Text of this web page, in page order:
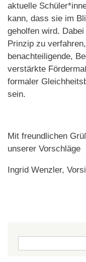
aktuelle
kann, dass sie im
geholfen wird.
Prinzip zu
benachteiligende,
verstärkte
formaler
sein.
Mit freundlichen
unserer Vorschläge
Ingrid Wenzler,